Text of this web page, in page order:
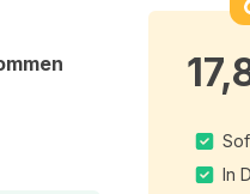
In